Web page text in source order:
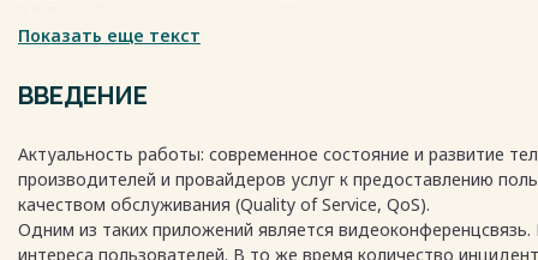
2.4 Выводы 51
3.1 Анализ методов обеспечения конфиденциальности 52
3.2 Анализ методов обеспечения целостности и доступности
4 ИМИТАЦИОННОЕ МОДЕЛИРОВАНИЕ ОРГАНИЗАЦИИ
4.1 Технология Riverbed Modeler 61
4.2 Топология сети 63
4.3 Описание функционирования анализируемой
Показать еще текст
ВВЕДЕНИЕ
Актуальность работы: современное состояние и развитие
производителей и провайдеров услуг к предоставлению
качеством обслуживания (Quality of Service, QoS).
Одним из таких приложений является
интереса пользователей. В то же время количество